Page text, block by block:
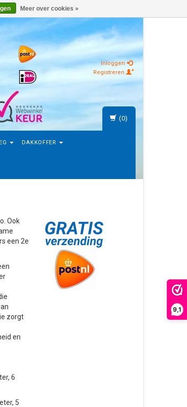
9,1
Inloggen
Registreren
DAKKOFFER
(0)
Ook
een 2e
zorgt
en
6
5
Meer over cookies »